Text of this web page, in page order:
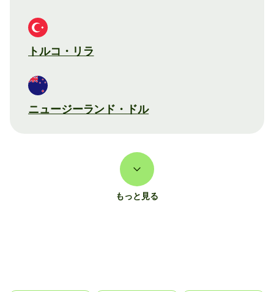
トルコ・リラ
ニュージーランド・ドル
もっと見る